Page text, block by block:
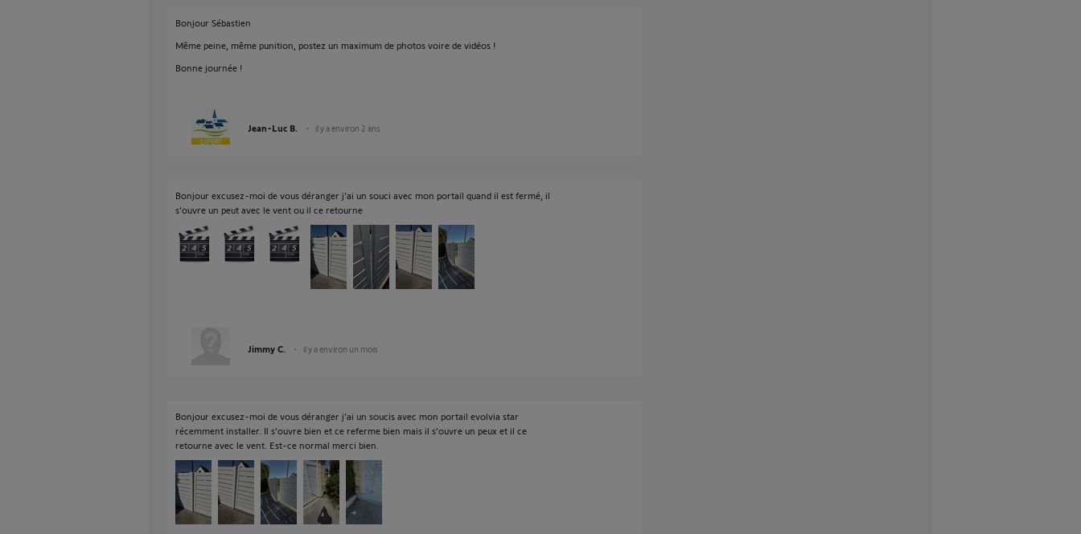
Bonjour Sébastien
Même peine, même punition, postez un maximum de photos voire de vidéos !
Bonne journée !
Jean-Luc B. il y a environ 2 ans
Bonjour excusez-moi de vous déranger j’ai un souci avec mon portail quand il est fermé, il
s’ouvre un peut avec le vent ou il ce retourne
Jimmy C. il y a environ un mois
Bonjour excusez-moi de vous déranger j’ai un soucis avec mon portail evolvia star
récemment installer. Il s’ouvre bien et ce referme bien mais il s’ouvre un peux et il ce
retourne avec le vent. Est-ce normal merci bien.